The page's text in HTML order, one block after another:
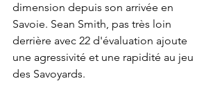
dimension depuis son arrivée en
Savoie. Sean Smith, pas très loin
derrière avec 22 d'évaluation ajoute
une agressivité et une rapidité au jeu
des Savoyards.